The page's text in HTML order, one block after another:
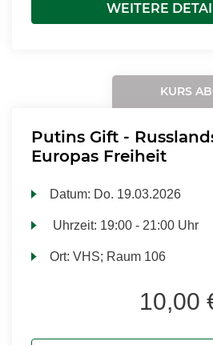
WEITERE
KURS
Putins Gift -
Europas Freiheit
Datum: Do. 19.03.2026
Uhrzeit: 19:00 - 21:00 Uhr
Ort:VHS; Raum 106
10,00